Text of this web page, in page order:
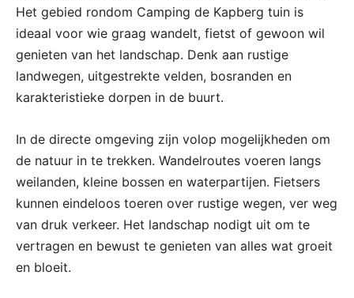
Het gebied rondom Camping de Kapberg tuin is
ideaal voor wie graag wandelt, fietst of gewoon wil
genieten van het landschap. Denk aan rustige
landwegen, uitgestrekte velden, bosranden en
karakteristieke dorpen in de buurt.
In de directe omgeving zijn volop mogelijkheden om
de natuur in te trekken. Wandelroutes voeren langs
weilanden, kleine bossen en waterpartijen. Fietsers
kunnen eindeloos toeren over rustige wegen, ver weg
van druk verkeer. Het landschap nodigt uit om te
vertragen en bewust te genieten van alles wat groeit
en bloeit.